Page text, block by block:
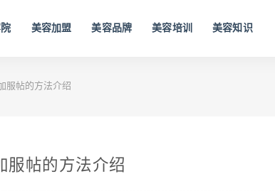
美容加盟 美容品牌 美容培训 美容知识
服帖的方法介绍
服帖的方法介绍